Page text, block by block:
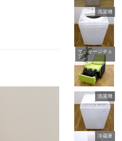
洗濯機
マッサージチェ
ア
洗濯機
冷蔵庫